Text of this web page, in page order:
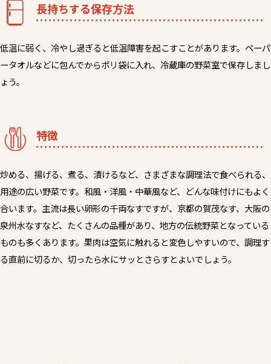
長持ちする保存方法
低温に弱く、冷やし過ぎると低温障害を起こすことがあります。ペーパ
ータオルなどに包んでからポリ袋に入れ、冷蔵庫の野菜室で保存しまし
ょう。
特徴
炒める、揚げる、煮る、漬けるなど、さまざまな調理法で食べられる、
用途の広い野菜です。和風・洋風・中華風など、どんな味付けにもよく
合います。主流は長い卵形の千両なすですが、京都の賀茂なす、大阪の
泉州水なすなど、たくさんの品種があり、地方の伝統野菜となっている
ものも多くあります。果肉は空気に触れると変色しやすいので、調理す
る直前に切るか、切ったら水にサッとさらすとよいでしょう。